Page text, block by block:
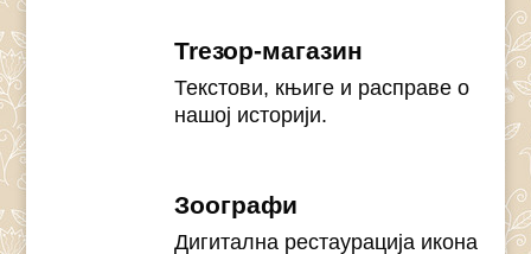
Treзор-магазин
Текстови, књиге и расправе о
нашој историји.
Зоографи
Дигитална рестаурација икона